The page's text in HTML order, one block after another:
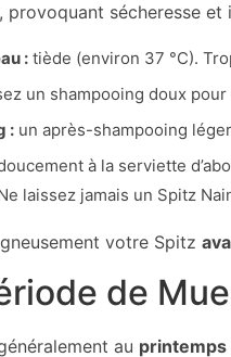
provoquant sécheresse et
: tiède (environ 37 °C).
un shampooing doux
: un après-shampooing
à la serviette
laissez jamais un Spitz
votre Spitz
de Mue
au printemps